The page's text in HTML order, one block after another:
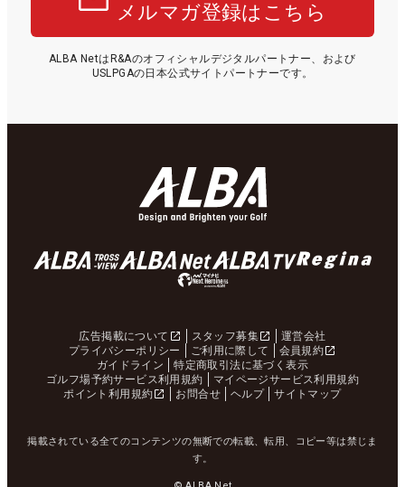
メルマガ登録はこちら
ALBA NetはR&Aのオフィシャルデジタルパートナー、および
USLPGAの日本公式サイトパートナーです。
広告掲載について スタッフ募集
運営会社
プライバシーポリシー
ご利用に際して
会員規約
ガイドライン
特定商取引法に基づく表示
ゴルフ場予約サービス利用規約
マイページサービス利用規約
ポイント利用規約
お問合せ ヘルプ サイトマップ
掲載されている全てのコンテンツの無断での転載、転用、コピー等は禁じま
す。